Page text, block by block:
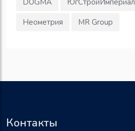
Неометрия
MR Group
Контакты